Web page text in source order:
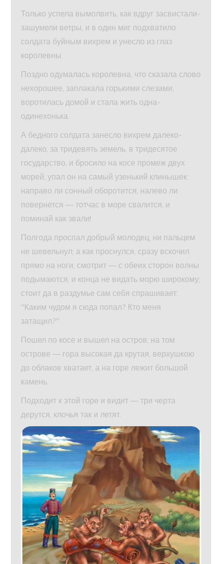
Только успела вымолвить, как вдруг засвистали-
зашумели ветры, и в один миг подхватило
солдата буйным вихрем и унесло из глаз
королевны.
Поздно одумалась королевна, что сказала слово
нехорошее, заплакала горькими слезами,
воротилась домой и стала жить одна-
одинехонька.
А бедного солдата занесло вихрем далеко-
далеко, за тридевять земель, в тридесятое
государство, и бросило на косе промеж двух
морей; упал он на самый узенький клинышек:
направо ли сонный оборотится, налево ли
повернется — тотчас в море свалится, и
поминай как звали!
Полгода проспал добрый молодец, ни пальцем
не шевельнул; а как проснулся, сразу вскочил
прямо на ноги, смотрит — с обеих сторон волны
подымаются, и конца не видать морю широкому;
стоит да в раздумье сам себя спрашивает:
"Каким чудом я сюда попал? Кто меня
затащил?"
Пошел по косе и вышел на остров; на том
острове — гора высокая да крутая, верхушкою
до облаков хватает, а на горе лежит большой
камень.
Подходит к этой горе и видит — три черта
дерутся, клочья так и летят.